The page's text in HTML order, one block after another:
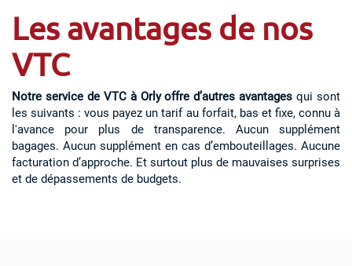
Les avantages de nos
VTC
Notre service de VTC à Orly offre d’autres avantagesqui sont
les suivants : vous payez un tarif au forfait, bas et fixe, connu à
l'avance pour plus de transparence. Aucun supplément
bagages. Aucun supplément en cas d’embouteillages. Aucune
facturation d’approche. Et surtout plus de mauvaises surprises
et de dépassements de budgets.